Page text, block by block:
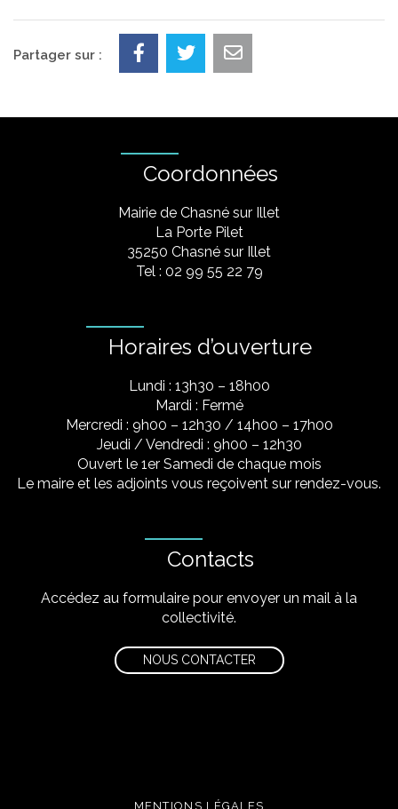
Partager sur :
Coordonnées
Mairie de Chasné sur Illet
La Porte Pilet
35250 Chasné sur Illet
Tel : 02 99 55 22 79
Horaires d’ouverture
Lundi : 13h30 – 18h00
Mardi : Fermé
Mercredi : 9h00 – 12h30 / 14h00 – 17h00
Jeudi / Vendredi : 9h00 – 12h30
Ouvert le 1er Samedi de chaque mois
Le maire et les adjoints vous reçoivent sur rendez-vous.
Contacts
Accédez au formulaire pour envoyer un mail à la
collectivité.
NOUS CONTACTER
MENTIONS LÉGALES